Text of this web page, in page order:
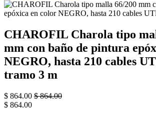
CHAROFIL Charola tipo
mm con baño de pintura
NEGRO, hasta 210 cables
tramo 3 m
$ 864.00 $864.00
$ 864.00